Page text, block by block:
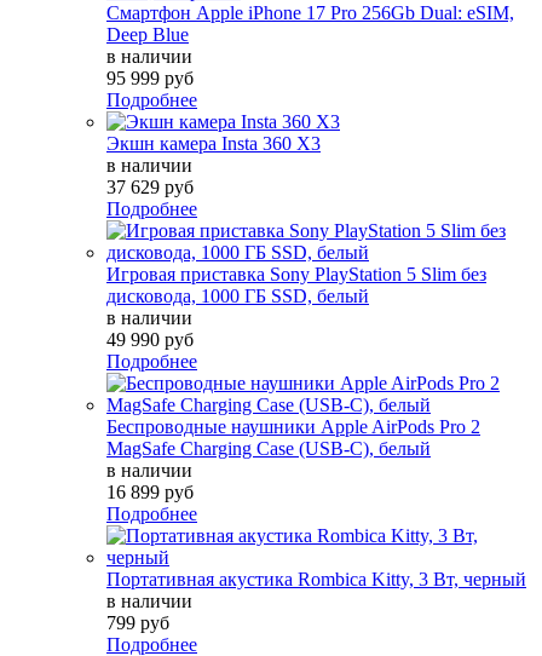
Смартфон Apple iPhone 17 Pro 256Gb Dual: eSIM,
Deep Blue
в наличии
95 999 руб
Подробнее
Экшн камера Insta 360 X3
в наличии
37 629 руб
Подробнее
Игровая приставка Sony PlayStation 5 Slim без
дисковода, 1000 ГБ SSD, белый
в наличии
49 990 руб
Подробнее
Беспроводные наушники Apple AirPods Pro 2
MagSafe Charging Case (USB-C), белый
в наличии
16 899 руб
Подробнее
Портативная акустика Rombica Kitty, 3 Вт, черный
в наличии
799 руб
Подробнее